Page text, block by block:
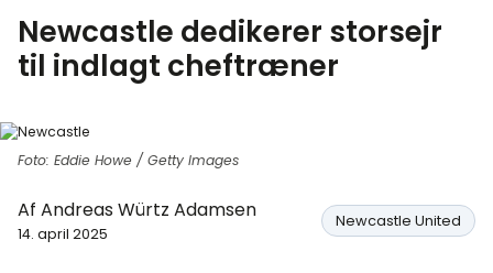
Newcastle dedikerer storsejr
til indlagt cheftræner
Foto: Eddie Howe / Getty Images
Af Andreas Würtz Adamsen
14. april 2025
Newcastle United